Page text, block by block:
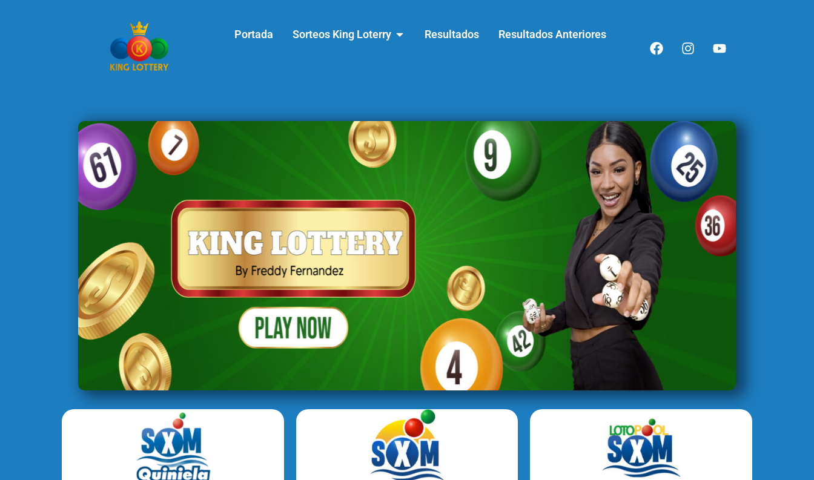
Portada Sorteos King Loterry Resultados Resultados Anteriores